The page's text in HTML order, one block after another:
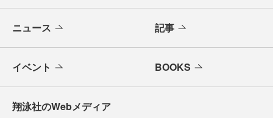
ニュース 記事
イベント BOOKS
翔泳社のWebメディア